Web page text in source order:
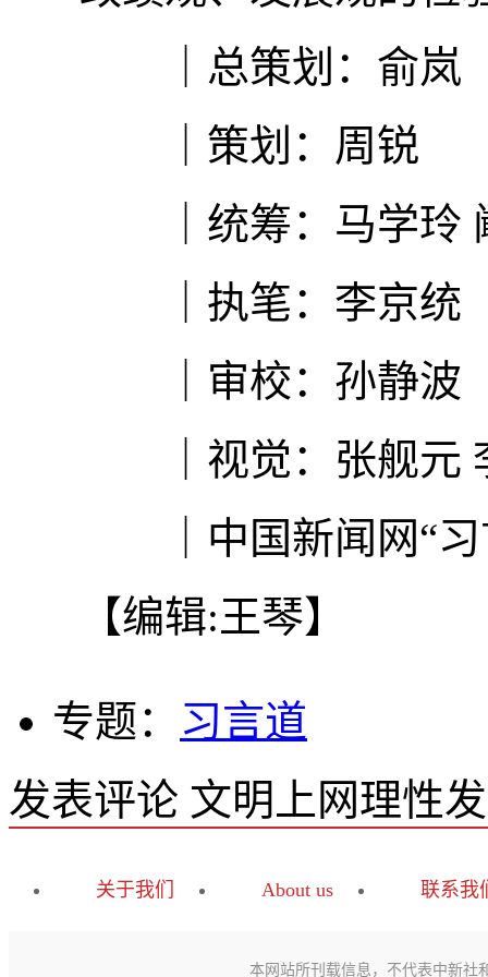
｜总策划：俞岚
｜策划：周锐
｜统筹：马学玲
｜执笔：李京统
｜审校：孙静波
｜视觉：张舰元
｜中国新闻网“习
【编辑:王琴】
专题： 习言道
发表评论 文明上网理性
关于我们 About us 联系我
本网站所刊载信息，不代表中新社